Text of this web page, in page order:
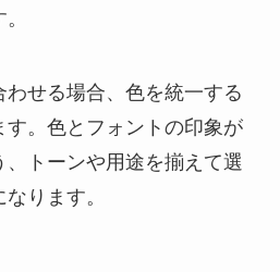
せる場合、色を統一する
す。色とフォントの印象が
トーンや用途を揃えて選
ります。